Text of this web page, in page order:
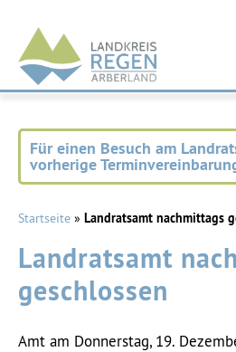
Landkreis
Regen
Für einen Besuch am
vorherige
Startseite » Landratsamt nachmittags
Landratsamt
geschlossen
Amt am Donnerstag, 19.